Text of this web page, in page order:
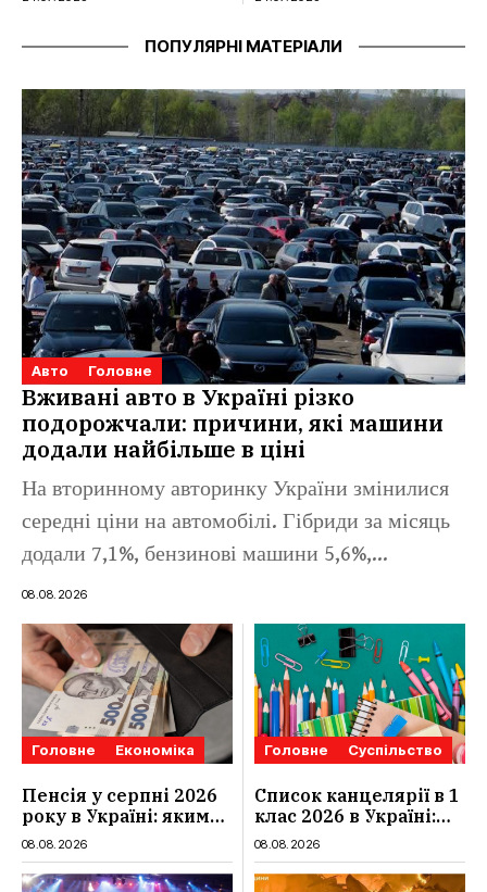
ПОПУЛЯРНІ МАТЕРІАЛИ
Авто Головне
Вживані авто в Україні різко
подорожчали: причини, які машини
додали найбільше в ціні
На вторинному авторинку України змінилися
середні ціни на автомобілі. Гібриди за місяць
додали 7,1%, бензинові машини 5,6%,
електромобілі 3,3%, дизельні 2,6%, тоді як авто
з ГБО майже не змінилися в...
08.08.2026
Головне Економіка
Пенсія у серпні 2026
року в Україні: якими
будуть мінімальні та
максимальні виплати,
суми
08.08.2026
Головне Суспільство
Список канцелярії в 1
клас 2026 в Україні:
повний чек-лист для
школи
08.08.2026